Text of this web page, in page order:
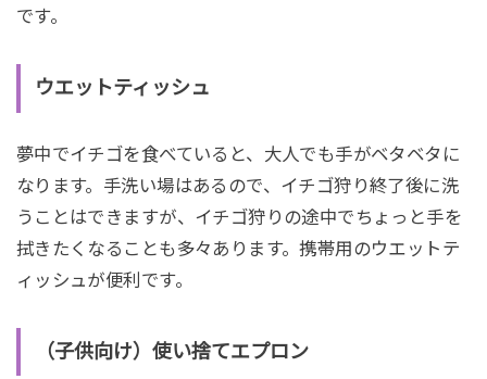
です。
ウエットティッシュ
夢中でイチゴを食べていると、大人でも手がベタベタに
なります。手洗い場はあるので、イチゴ狩り終了後に洗
うことはできますが、イチゴ狩りの途中でちょっと手を
拭きたくなることも多々あります。携帯用のウエットテ
ィッシュが便利です。
（子供向け）使い捨てエプロン